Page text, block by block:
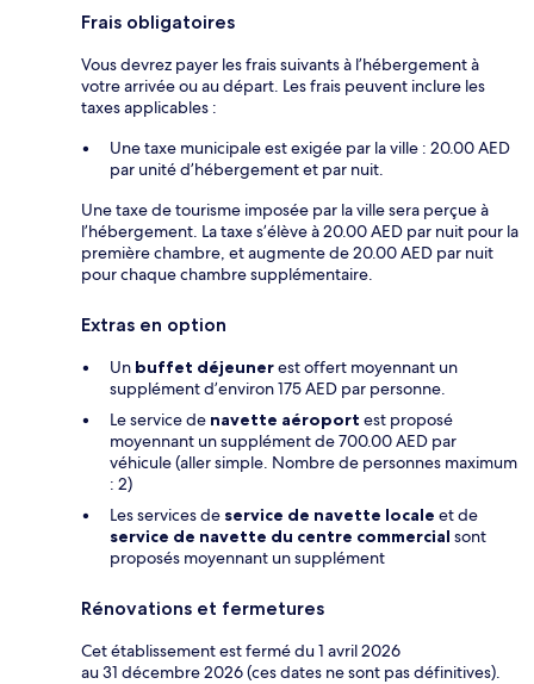
Frais obligatoires
Vous devrez payer les frais suivants à l’hébergement à
votre arrivée ou au départ. Les frais peuvent inclure les
taxes applicables :
Une taxe municipale est exigée par la ville : 20.00 AED
par unité d’hébergement et par nuit.
Une taxe de tourisme imposée par la ville sera perçue à
l’hébergement. La taxe s’élève à 20.00 AED par nuit pour la
première chambre, et augmente de 20.00 AED par nuit
pour chaque chambre supplémentaire.
Extras en option
Un buffet déjeunerest offert moyennant un
supplément d’environ 175 AED par personne.
Le service de navette aéroport est proposé
moyennant un supplément de 700.00 AED par
véhicule (aller simple. Nombre de personnes maximum
: 2)
Les services de service de navette locale et de
service de navette du centre commercial sont
proposés moyennant un supplément
Rénovations et fermetures
Cet établissement est fermé du 1 avril 2026
au 31 décembre 2026 (ces dates ne sont pas définitives).